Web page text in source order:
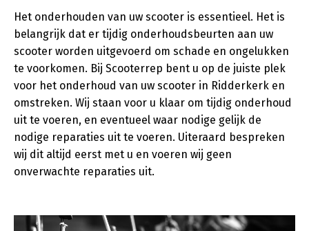
Het onderhouden van uw scooter is essentieel. Het is
belangrijk dat er tijdig onderhoudsbeurten aan uw
scooter worden uitgevoerd om schade en ongelukken
te voorkomen. Bij Scooterrep bent u op de juiste plek
voor het onderhoud van uw scooter in Ridderkerk en
omstreken. Wij staan voor u klaar om tijdig onderhoud
uit te voeren, en eventueel waar nodige gelijk de
nodige reparaties uit te voeren. Uiteraard bespreken
wij dit altijd eerst met u en voeren wij geen
onverwachte reparaties uit.